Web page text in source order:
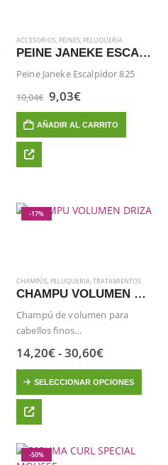
ACCESORIOS, PEINES, PELUQUERIA
PEINE JANEKE ESCALPIDOR 825
Peine Janeke Escalpidor 825
10,04€ El
precio
original
era:
10,04€.
9,03€El
actual
es:
9,03€.
AÑADIR AL CARRITO
-17%
CHAMPÚS, PELUQUERIA,TRATAMIENTOS
CHAMPU VOLUMEN DRIZA
Champú de volumen para
cabellos finos
DRIZA SHAMPOO con su
fórmula que actúa sobre la raíz
y el cabello para dar densidad y
cuerpo al cabello a la vez que
ejerce una acción anti-estático.
14,20€-30,60€Rango
precios:
desde
14,20€
SELECCIONAR OPCIONES
Este
producto
tiene
múltiples
Las-50%